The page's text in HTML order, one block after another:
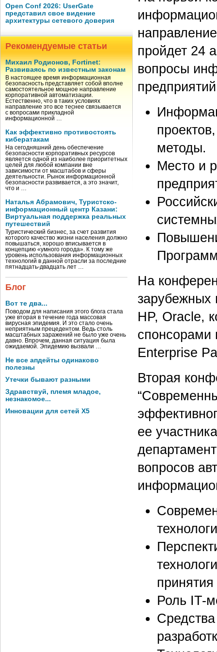
Open Conf 2026: UserGate
представил свое видение
архитектуры сетевого доверия
Рекомендуемые статьи
Михаил Родионов, Fortinet:
Развиваясь по известным законам
В настоящее время информационная
безопасность представляет собой вполне
самостоятельное мощное направление
корпоративной автоматизации.
Естественно, что в таких условиях
направление это все теснее связывается
с вопросами прикладной
информационной …
Как эффективно противостоять
кибератакам
На сегодняшний день обеспечение
безопасности корпоративных ресурсов
является одной из наиболее приоритетных
целей для любой компании вне
зависимости от масштабов и сферы
деятельности. Рынок информационной
безопасности развивается, а это значит,
что и …
Наталья Абрамович, Туристско-
информационный центр Казани:
Виртуальная поддержка реальных
путешествий
Туристический бизнес, за счет развития
которого качество жизни населения должно
повышаться, хорошо вписывается в
концепцию «умного города». К тому же
уровень использования информационных
технологий в данной отрасли за последние
пятнадцать-двадцать лет …
Блог
Вот те два...
Поводом для написания этого блога стала
уже вторая в течение года массовая
вирусная эпидемия. И это стало очень
неприятным прецедентом. Ведь столь
масштабных заражений не было уже очень
давно. Впрочем, данная ситуация была
ожидаемой. Эпидемию вызвали …
Не все апдейты одинаково
полезны
Утечки бывают разными
Здравствуй, племя младое,
незнакомое...
Инновации для сетей X5
пройдет 24
вопросы
методы.
Место и
На
зарубежных
HP, Oracle,
спонсорами
Enterprise
Вторая
ее
вопросов
Роль IT-